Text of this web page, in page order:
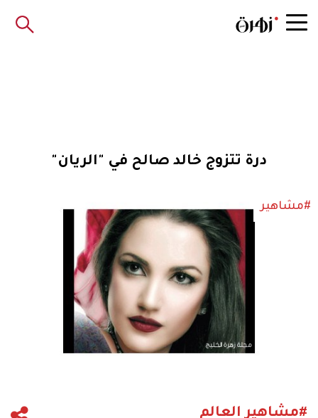
درة تتزوج خالد صالح في "الريان"
#مشاهير
#مشاهير العالم